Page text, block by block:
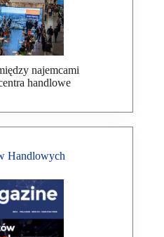
najemcami
handlowe
Handlowych